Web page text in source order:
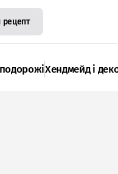
рецепт
Хендмейд і